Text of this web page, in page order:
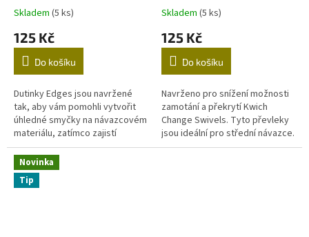
Skladem (5 ks)
125 Kč
Do košíku
Dutinky Edges jsou navržené
tak, aby vám pomohli vytvořit
úhledné smyčky na návazcovém
materiálu, zatímco zajistí
maximální pevnost spoje.
S krimpovacími kleštěmi
Edges...
Skladem (5 ks)
125 Kč
Do košíku
Navrženo pro snížení možnosti
zamotání a překrytí Kwich
Change Swivels. Tyto převleky
jsou ideální pro střední návazce.
V Edges Camo vzoru Dodáváno
Novinka
Tip